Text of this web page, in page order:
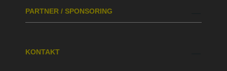
PARTNER / SPONSORING
KONTAKT